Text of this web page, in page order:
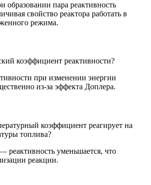
пара реактивность
свойство реактора работать в
режима.
коэффициент реактивности?
при изменении энергии
из-за эффекта Доплера.
коэффициент реагирует на
топлива?
реактивность уменьшается, что
реакции.